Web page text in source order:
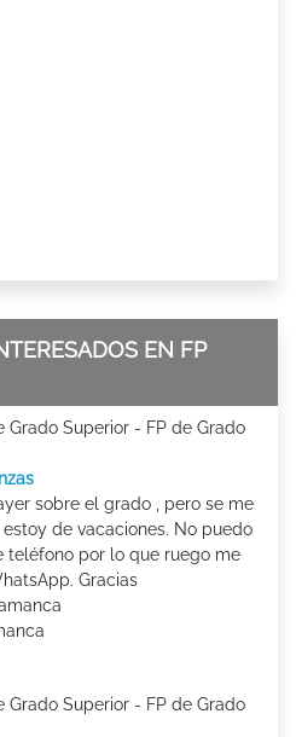
EN FP
Grado Superior - FP de Grado
sobre el grado , pero se me
de vacaciones. No puedo
teléfono por lo que ruego me
Gracias
Grado Superior - FP de Grado